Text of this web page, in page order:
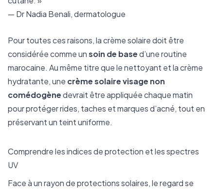
— Dr Nadia Benali, dermatologue
Pour toutes ces raisons, la crème solaire doit être
considérée comme unsoin de based’une routine
marocaine. Au même titre que le nettoyant et la crème
hydratante, une crème solaire visage non
comédogènedevrait être appliquée chaque matin
pour protéger rides, taches et marques d’acné, tout en
préservant un teint uniforme.
Comprendre les indices de protection et les spectres
UV
Face à un rayon de protections solaires, le regard se